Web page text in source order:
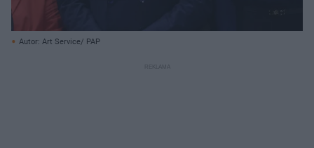
Autor: Art Service/ PAP